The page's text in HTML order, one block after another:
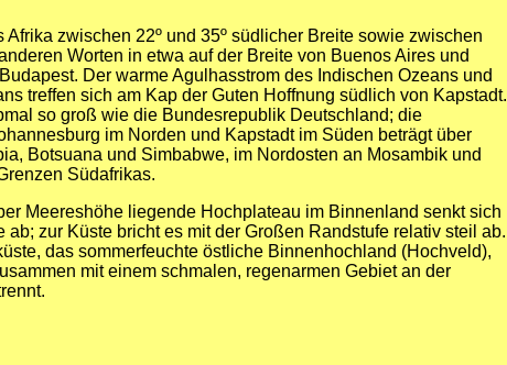
zwischen 22º und 35º südlicher Breite sowie zwischen
Worten in etwa auf der Breite von Buenos Aires und
Der warme Agulhasstrom des Indischen Ozeans und
treffen sich am Kap der Guten Hoffnung südlich von Kapstadt.
so groß wie die Bundesrepublik Deutschland; die
im Norden und Kapstadt im Süden beträgt über
Botsuana und Simbabwe, im Nordosten an Mosambik und
Südafrikas.
Meereshöhe liegende Hochplateau im Binnenland senkt sich
zur Küste bricht es mit der Großen Randstufe relativ steil ab.
das sommerfeuchte östliche Binnenhochland (Hochveld),
mit einem schmalen, regenarmen Gebiet an der